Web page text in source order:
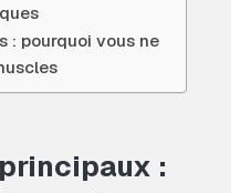
: pourquoi vous ne
: